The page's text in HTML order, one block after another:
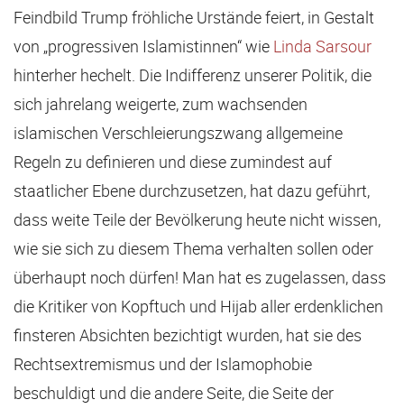
Feindbild Trump fröhliche Urstände feiert, in Gestalt
von „progressiven Islamistinnen“ wie Linda Sarsour
hinterher hechelt. Die Indifferenz unserer Politik, die
sich jahrelang weigerte, zum wachsenden
islamischen Verschleierungszwang allgemeine
Regeln zu definieren und diese zumindest auf
staatlicher Ebene durchzusetzen, hat dazu geführt,
dass weite Teile der Bevölkerung heute nicht wissen,
wie sie sich zu diesem Thema verhalten sollen oder
überhaupt noch dürfen! Man hat es zugelassen, dass
die Kritiker von Kopftuch und Hijab aller erdenklichen
finsteren Absichten bezichtigt wurden, hat sie des
Rechtsextremismus und der Islamophobie
beschuldigt und die andere Seite, die Seite der